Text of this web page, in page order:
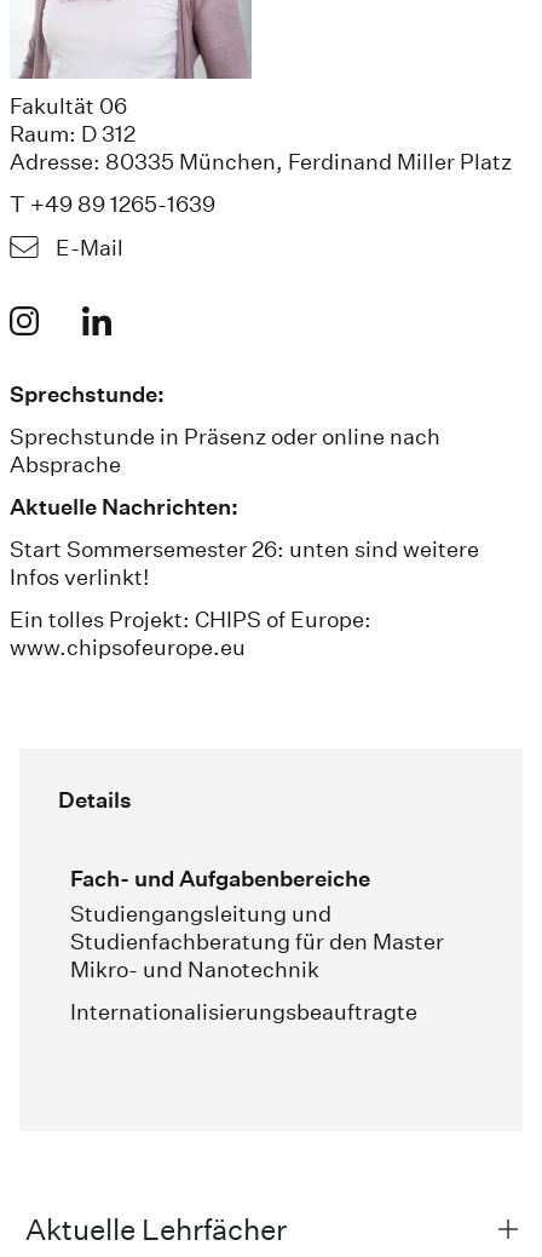
Fakultät 06
Raum: D 312
Adresse: 80335 München, Ferdinand Miller Platz
T +49 89 1265-1639
E-Mail
Sprechstunde:
Sprechstunde in Präsenz oder online nach
Absprache
Aktuelle Nachrichten:
Start Sommersemester 26: unten sind weitere
Infos verlinkt!
Ein tolles Projekt: CHIPS of Europe:
www.chipsofeurope.eu
Details
Fach- und Aufgabenbereiche
Studiengangsleitung und
Studienfachberatung für den Master
Mikro- und Nanotechnik
Internationalisierungsbeauftragte
Aktuelle Lehrfächer